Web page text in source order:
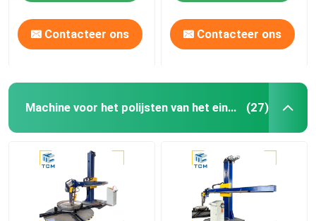
Contacteer ons Contacteer ons
Machine voor het polijsten van het eind van de schaal (27)